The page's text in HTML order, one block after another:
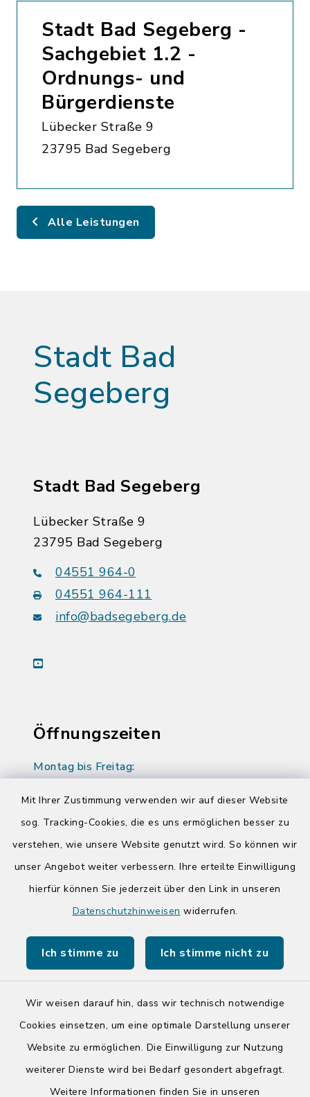
Mit Ihrer Zustimmung verwenden wir auf dieser Website
sog. Tracking-Cookies, die es uns ermöglichen besser zu
verstehen, wie unsere Website genutzt wird. So können wir
unser Angebot weiter verbessern. Ihre erteilte Einwilligung
hierfür können Sie jederzeit über den Link in unseren
Datenschutzhinweisen widerrufen.
Ich stimme zu Ich stimme nicht zu
Wir weisen darauf hin, dass wir technisch notwendige
Cookies einsetzen, um eine optimale Darstellung unserer
Website zu ermöglichen. Die Einwilligung zur Nutzung
weiterer Dienste wird bei Bedarf gesondert abgefragt.
Weitere Informationen finden Sie in unseren
Stadt Bad Segeberg -
Sachgebiet 1.2 -
Ordnungs- und
Bürgerdienste
Lübecker Straße 9
23795 Bad Segeberg
Alle Leistungen
Stadt Bad
Segeberg
Stadt Bad Segeberg
Lübecker Straße 9
23795 Bad Segeberg
04551 964-0
04551 964-111
info@badsegeberg.de
youtube
Öffnungszeiten
Montag bis Freitag:
Donnerstag zusätzlich:
14:00-17:00 Uhr
Quicklinks
Tourist-Info der Stadt Bad Segeberg